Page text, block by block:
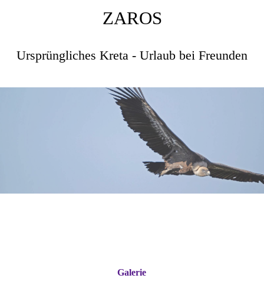
ZAROS
Ursprüngliches Kreta - Urlaub bei Freunden
Galerie